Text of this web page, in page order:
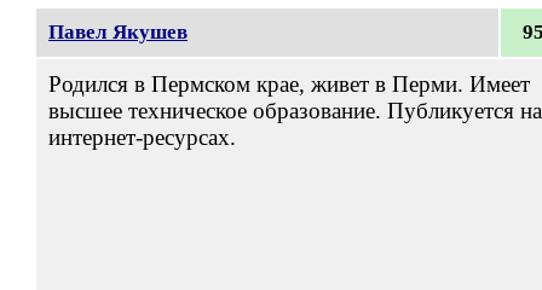
Павел Якушев
Родился в Пермском крае, живет в Перми. Имеет
высшее техническое образование. Публикуется на
интернет-ресурсах.